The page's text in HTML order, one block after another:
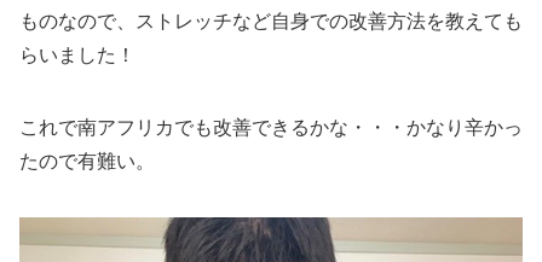
ものなので、ストレッチなど自身での改善方法を教えても
らいました！
これで南アフリカでも改善できるかな・・・かなり辛かっ
たので有難い。